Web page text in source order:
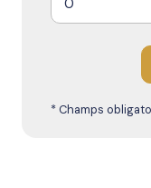
* Champs